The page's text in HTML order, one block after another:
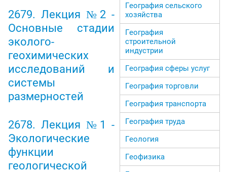
2679. Лекция №2 -
Основные стадии
эколого-
геохимических
исследований и
системы
размерностей
2678. Лекция №1 -
Экологические
функции
геологической
География сельского
хозяйства
География
строительной
индустрии
География сферы услуг
География торговли
География транспорта
География труда
Геология
Геофизика